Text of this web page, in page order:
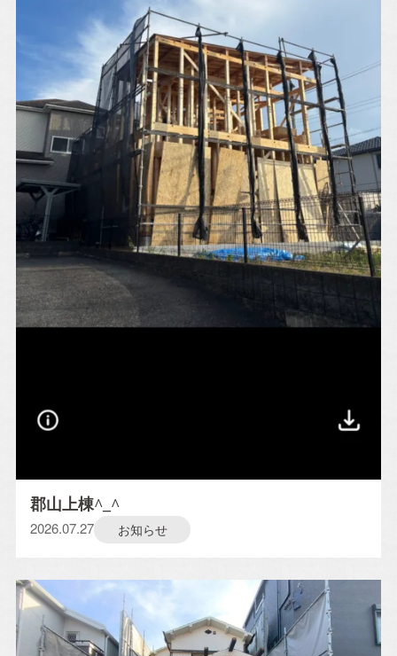
アルホームサービス
のXです。
[@alhome2001]
Simplenoteの
インスタグラムです。
[simplenote ibaraki
takatsuki]
アルホームサービスの
インスタグラムです。
[alhomeservice inc]
アルホームサービスの
公式LINEです。
[@030gfzbj]
郡山上棟^_^
2026.07.27 お知らせ